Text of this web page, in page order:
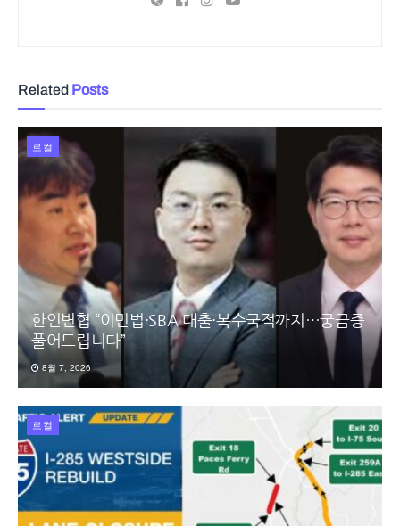
Related Posts
로컬
한인변협 “이민법·SBA 대출·복수국적까지…궁금증
풀어드립니다”
8월 7, 2026
로컬